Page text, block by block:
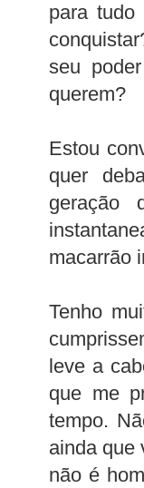
para
seu
querem?
Estou
quer
geração
macarrão
Tenho
leve a
que me
tempo.
ainda que
não é